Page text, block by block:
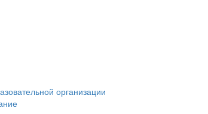
организации